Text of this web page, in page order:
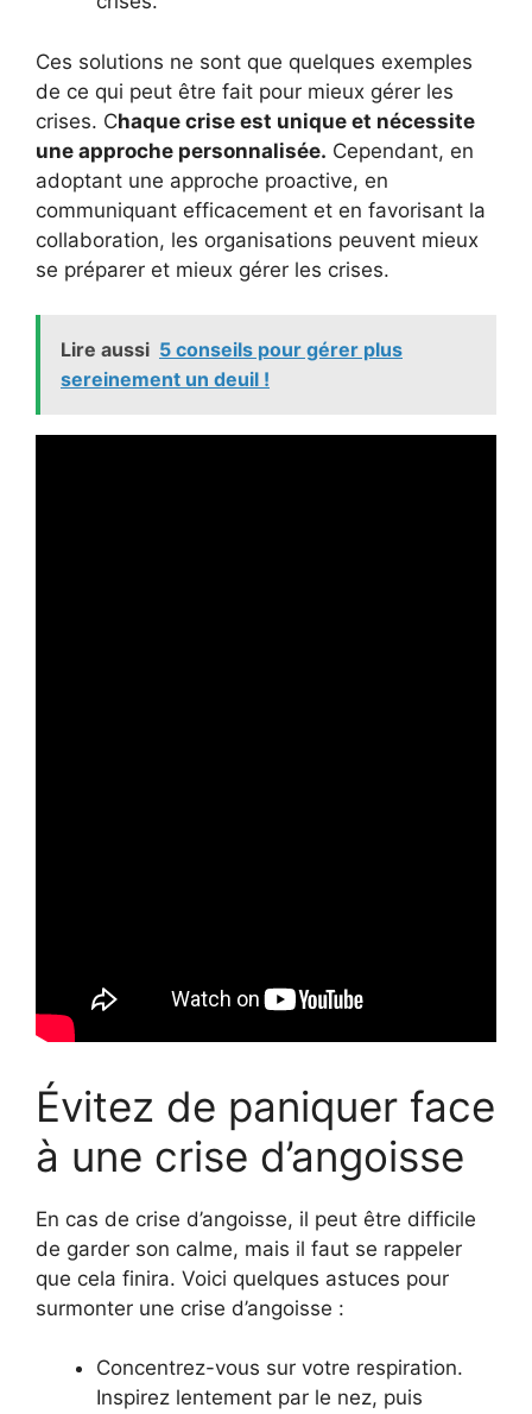
Ces solutions ne sont que quelques exemples
de ce qui peut être fait pour mieux gérer les
crises. Chaque crise est unique et nécessite
une approche personnalisée. Cependant, en
adoptant une approche proactive, en
communiquant efficacement et en favorisant la
collaboration, les organisations peuvent mieux
se préparer et mieux gérer les crises.
Lire aussi 5 conseils pour gérer plus
sereinement un deuil !
Évitez de paniquer face
à une crise d’angoisse
En cas de crise d’angoisse, il peut être difficile
de garder son calme, mais il faut se rappeler
que cela finira. Voici quelques astuces pour
surmonter une crise d’angoisse :
Concentrez-vous sur votre respiration.
Inspirez lentement par le nez, puis